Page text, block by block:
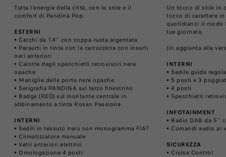
Tutta l’energia della città, con lo stile e il
comfort di Pandina Pop.
ESTERNI
• Cerchi da 14'' con coppa ruota argentata
• Paraurti in tinta con la carrozzeria con inserti
neri anteriori
• Calotte degli specchietti retrovisori nere
opache
• Maniglie delle porte nere opache
• Serigrafia PANDINA sul terzo finestrino
• Badge (RED) sul montante centrale in
abbinamento a tinta Rosso Passione
INTERNI
• Sedili in tessuto nero con monogramma FIAT
• Climatizzatore manuale
• Vetri anteriori elettrici
• Omologazione 4 posti
Un tocco di stile in
tocco di carattere
quotidiano: il modo
tua giornata.
(In aggiunta alla
INTERNI
• Sedile guida
• 5 posti e 3
• 4 posti
• Specchietti
INFOTAINMENT
• Radio DAB da 5’’
• Comandi audio al
SICUREZZA
• Cruise Control